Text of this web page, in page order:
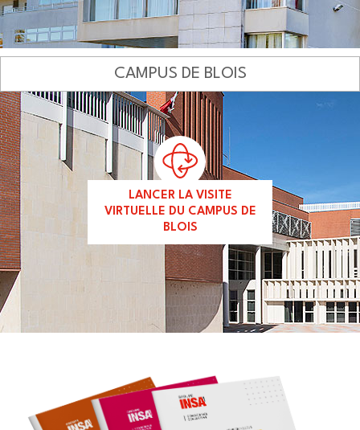
CAMPUS DE BLOIS
LANCER LA VISITE
VIRTUELLE DU CAMPUS DE
BLOIS